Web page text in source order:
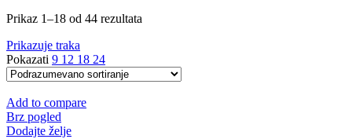
Prikaz 1–18 od 44 rezultata
Prikazuje traka
Pokazati 9 12 18 24
Add to compare
Brz pogled
Dodajte želje